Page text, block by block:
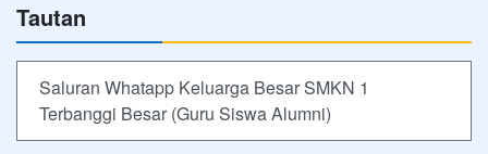
Tautan
Saluran Whatapp Keluarga Besar SMKN 1
Terbanggi Besar (Guru Siswa Alumni)